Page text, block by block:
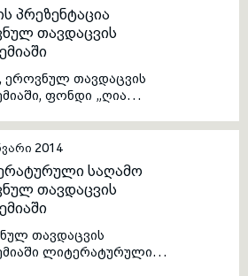
პრეზენტაცია
თავდაცვის
ეროვნულ თავდაცვის
ფონდი „ღია
წიგნის „კარი
პრეზენტაცია
პრეზენტაციის
აკადემიას წიგნის
ლაშა ბუღაძე და
ესტუმრნენ.
2014
საღამო
თავდაცვის
თავდაცვის
ლიტერატურული